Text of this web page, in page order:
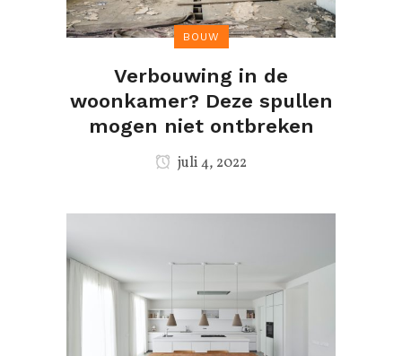
BOUW
Verbouwing in de
woonkamer? Deze spullen
mogen niet ontbreken
juli 4, 2022